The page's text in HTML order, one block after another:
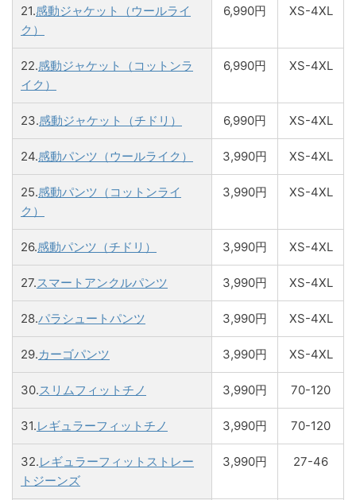
21.感動ジャケット（ウールライ
ク）
6,990円 XS-4XL
22.感動ジャケット（コットンラ
イク）
6,990円 XS-4XL
23.感動ジャケット（チドリ） 6,990円 XS-4XL
24.感動パンツ（ウールライク） 3,990円 XS-4XL
25.感動パンツ（コットンライ
ク）
3,990円 XS-4XL
26.感動パンツ（チドリ） 3,990円 XS-4XL
27.スマートアンクルパンツ 3,990円 XS-4XL
28.パラシュートパンツ 3,990円 XS-4XL
29.カーゴパンツ 3,990円 XS-4XL
30.スリムフィットチノ 3,990円 70-120
31.レギュラーフィットチノ 3,990円 70-120
32.レギュラーフィットストレー
トジーンズ
3,990円 27-46